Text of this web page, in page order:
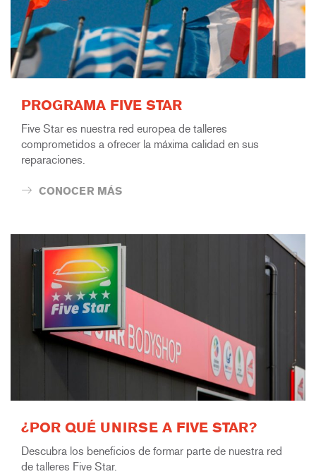
PROGRAMA FIVE STAR
Five Star es nuestra red europea de talleres
comprometidos a ofrecer la máxima calidad en sus
reparaciones.
CONOCER MÁS
¿POR QUÉ UNIRSE A FIVE STAR?
Descubra los beneficios de formar parte de nuestra red
de talleres Five Star.